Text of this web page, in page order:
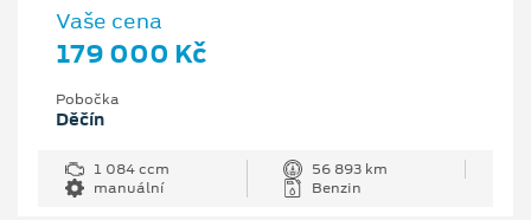
Vaše cena
179 000 Kč
Pobočka
Děčín
1 084 ccm
56 893 km
manuální
Benzin